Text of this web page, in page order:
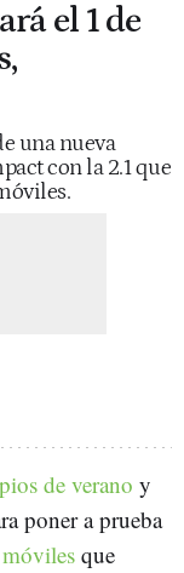
el 1 de
una nueva
con la 2.1 que
de verano y
poner a prueba
que